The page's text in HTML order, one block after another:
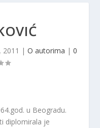
2011 | O autorima | 0
u Beogradu.
diplomirala je